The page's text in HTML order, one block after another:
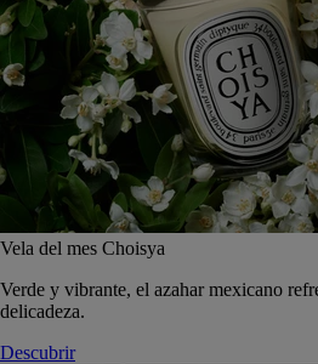
Vela del mes Choisya
Verde y vibrante, el azahar mexicano
delicadeza.
Descubrir